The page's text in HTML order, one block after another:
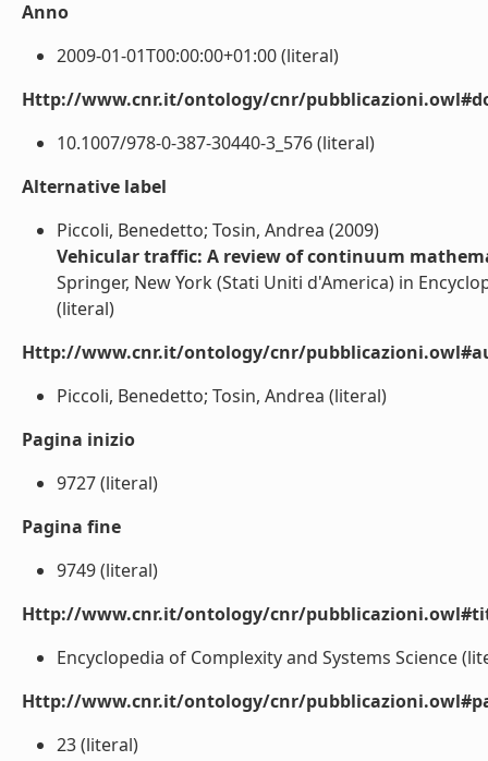
Anno
2009-01-01T00:00:00+01:00 (literal)
Http://www.cnr.it/ontology/cnr/
10.1007/978-0-387-30440-3_576 (literal)
Alternative label
Piccoli, Benedetto; Tosin, Andrea (2009)
Vehicular traffic: A review of continuum
Springer, New York (Stati Uniti d'America) in
(literal)
Http://www.cnr.it/ontology/cnr/
Piccoli, Benedetto; Tosin, Andrea (literal)
Pagina inizio
9727 (literal)
Pagina fine
9749 (literal)
Http://www.cnr.it/ontology/cnr/
Encyclopedia of Complexity and Systems Science
Http://www.cnr.it/ontology/cnr/
23 (literal)